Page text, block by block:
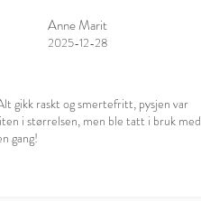
Anne Marit
2025-12-28
gikk raskt og smertefritt, pysjen var
i størrelsen, men ble tatt i bruk med
gang!